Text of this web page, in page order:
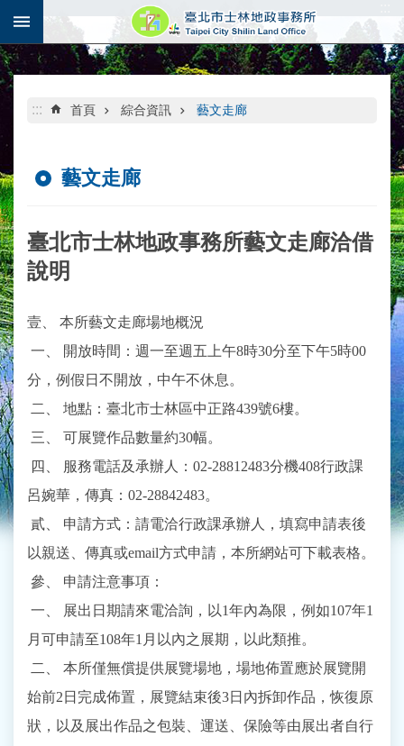
跳到主要內容區塊
::: 首頁 綜合資訊 藝文走廊
藝文走廊
臺北市士林地政事務所藝文走廊洽借
說明
壹、 本所藝文走廊場地概況
一、 開放時間：週一至週五上午8時30分至下午5時00
分，例假日不開放，中午不休息。
二、 地點：臺北市士林區中正路439號6樓。
三、 可展覽作品數量約30幅。
四、 服務電話及承辦人：02-28812483分機408行政課
呂婉華，傳真：02-28842483。
貳、 申請方式：請電洽行政課承辦人，填寫申請表後
以親送、傳真或email方式申請，本所網站可下載表格。
參、 申請注意事項：
一、 展出日期請來電洽詢，以1年內為限，例如107年1
月可申請至108年1月以內之展期，以此類推。
二、 本所僅無償提供展覽場地，場地佈置應於展覽開
始前2日完成佈置，展覽結束後3日內拆卸作品，恢復原
狀，以及展出作品之包裝、運送、保險等由展出者自行